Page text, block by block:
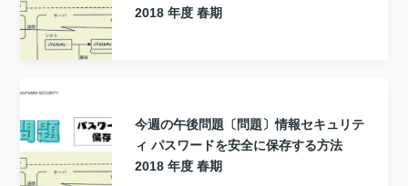
2018 年度 春期
今週の午後問題〔問題〕情報セキュリテ
ィ パスワードを安全に保存する方法
2018 年度 春期